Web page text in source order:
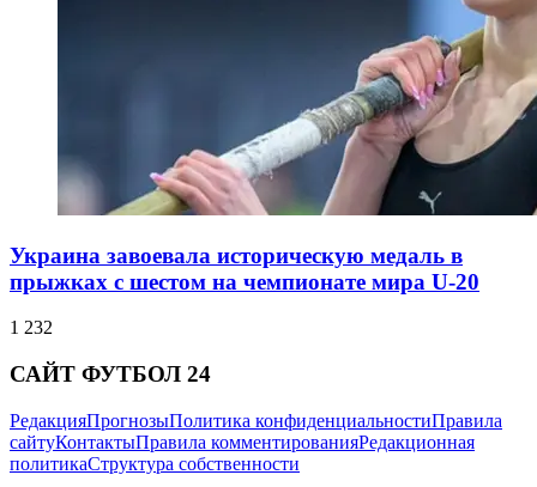
Украина завоевала историческую медаль в
прыжках с шестом на чемпионате мира U-20
1 232
САЙТ ФУТБОЛ 24
РедакцияПрогнозыПолитика конфиденциальностиПравила
сайтуКонтактыПравила комментированияРедакционная
политикаСтруктура собственности